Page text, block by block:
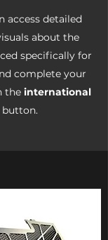
access detailed
about the
specifically for
complete your
the international
button.